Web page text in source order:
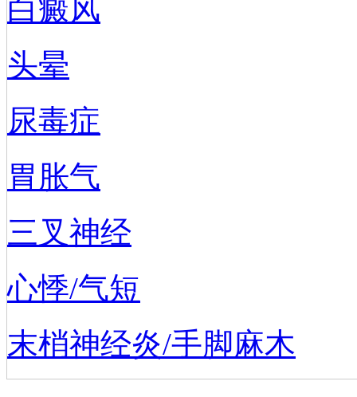
白癜风
头晕
尿毒症
胃胀气
三叉神经
心悸/气短
末梢神经炎/手脚麻木